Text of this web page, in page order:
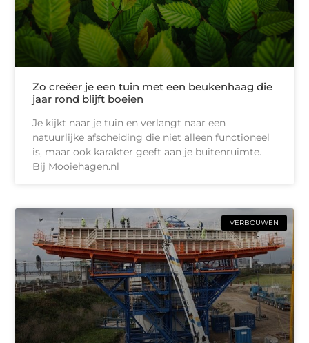
Zo creëer je een tuin met een beukenhaag die
jaar rond blijft boeien
Je kijkt naar je tuin en verlangt naar een
natuurlijke afscheiding die niet alleen functioneel
is, maar ook karakter geeft aan je buitenruimte.
Bij Mooiehagen.nl
VERBOUWEN